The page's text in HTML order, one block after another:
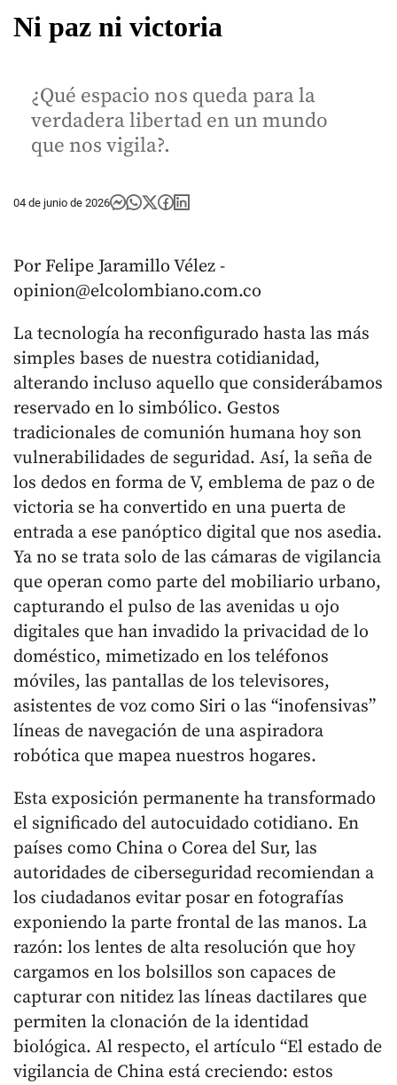
Ni paz ni victoria
¿Qué espacio nos queda para la
verdadera libertad en un mundo
que nos vigila?.
04 de junio de 2026
Por Felipe Jaramillo Vélez -
opinion@elcolombiano.com.co
La tecnología ha reconfigurado hasta las más
simples bases de nuestra cotidianidad,
alterando incluso aquello que considerábamos
reservado en lo simbólico. Gestos
tradicionales de comunión humana hoy son
vulnerabilidades de seguridad. Así, la seña de
los dedos en forma de V, emblema de paz o de
victoria se ha convertido en una puerta de
entrada a ese panóptico digital que nos asedia.
Ya no se trata solo de las cámaras de vigilancia
que operan como parte del mobiliario urbano,
capturando el pulso de las avenidas u ojo
digitales que han invadido la privacidad de lo
doméstico, mimetizado en los teléfonos
móviles, las pantallas de los televisores,
asistentes de voz como Siri o las “inofensivas”
líneas de navegación de una aspiradora
robótica que mapea nuestros hogares.
Esta exposición permanente ha transformado
el significado del autocuidado cotidiano. En
países como China o Corea del Sur, las
autoridades de ciberseguridad recomiendan a
los ciudadanos evitar posar en fotografías
exponiendo la parte frontal de las manos. La
razón: los lentes de alta resolución que hoy
cargamos en los bolsillos son capaces de
capturar con nitidez las líneas dactilares que
permiten la clonación de la identidad
biológica. Al respecto, el artículo “El estado de
vigilancia de China está creciendo: estos